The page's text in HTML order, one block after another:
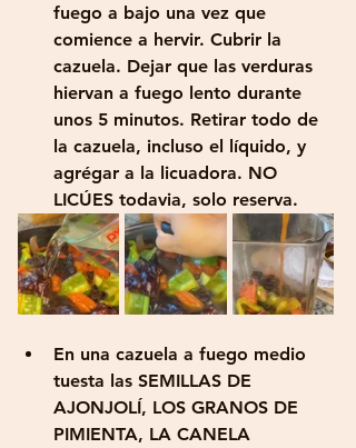
fuego a bajo una vez que
comience a hervir. Cubrir la
cazuela. Dejar que las verduras
hiervan a fuego lento durante
unos 5 minutos. Retirar todo de
la cazuela, incluso el líquido, y
agrégar a la licuadora. NO
LICÚES todavia, solo reserva.
En una cazuela a fuego medio
tuesta las SEMILLAS DE
AJONJOLÍ, LOS GRANOS DE
PIMIENTA, LA CANELA